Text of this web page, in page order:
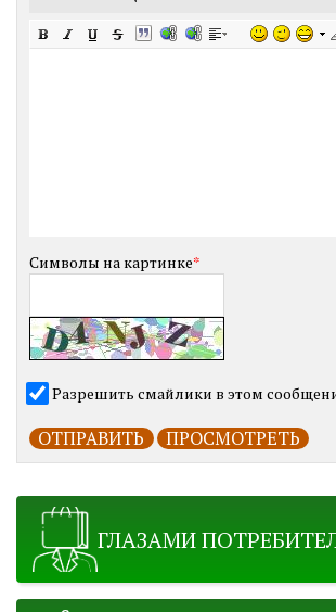
Символы на картинке*
Разрешить смайлики в этом
ГЛАЗАМИ